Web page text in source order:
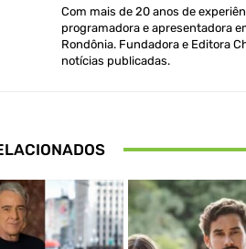
Com mais de 20 anos de
programadora e apresentadora
Rondônia. Fundadora e Editora
notícias publicadas.